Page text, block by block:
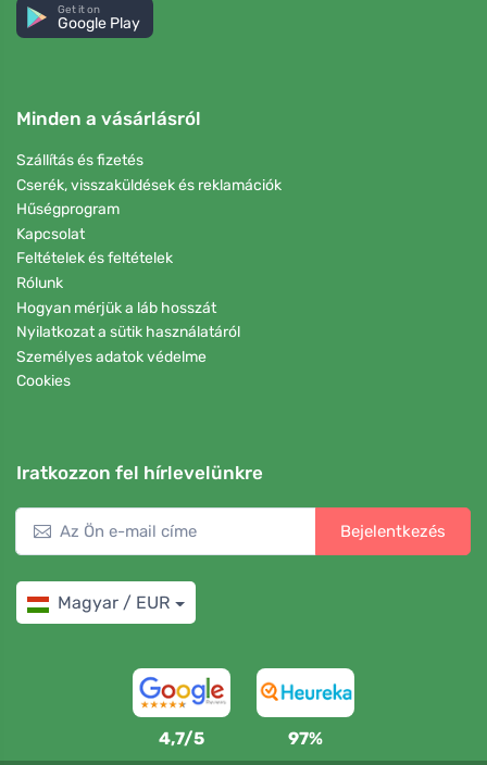
Get it on
Google Play
Minden a vásárlásról
Szállítás és fizetés
Cserék, visszaküldések és reklamációk
Hűségprogram
Kapcsolat
Feltételek és feltételek
Rólunk
Hogyan mérjük a láb hosszát
Nyilatkozat a sütik használatáról
Személyes adatok védelme
Cookies
Iratkozzon fel hírlevelünkre
Bejelentkezés
Magyar / EUR
4,7/5 97%